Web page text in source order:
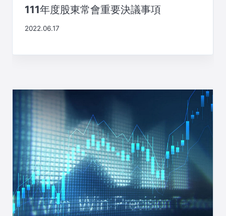
111年度股東常會重要決議事項
2022.06.17